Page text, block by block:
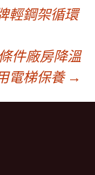
輕鋼架循環
件廠房降溫
電梯保養 →